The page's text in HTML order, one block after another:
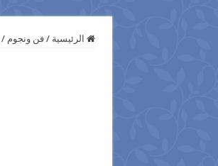
الرئيسية / فن ونجوم /